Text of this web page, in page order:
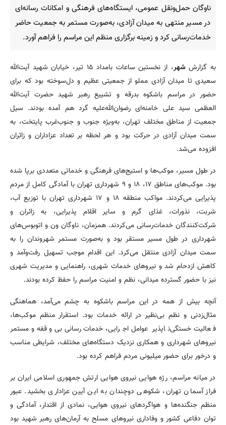
ناوگان حمل‌ونقل عمومی، ایستگاه‌های فرهنگی و امکانات رسانه‌ای
در مسیر منتهی به میدان آزادی، به‌صورت مستمر به جمعیت حاضر
خدمات‌رسانی کرد و زمینه برگزاری منظم این مراسم را فراهم آورد.
به گزارششهر
، از نخستین ساعات بامداد ۱۵ تیر، خیابان شهید آیت‌الله
سعیدی تا میدان آزادی مملو از جمعیتی عظیم و دل‌سوخته بود که برای
حضور در مراسم باشکوه بدرقه و تشییع رهبر شهید حضرت آیت‌الله
العظمی سید علی خامنه‌ای رضوان‌الله‌علیه گرد هم آمده بودند. سیل
جمعیت از مناطق مختلف تهران، به‌ویژه جنوب و جنوب‌غرب پایتخت، به
سمت میدان آزادی در حرکت بود و هر لحظه بر تعداد عزاداران و زائران
افزوده می‌شد.
در طول مسیر، موکب‌ها و استیج‌های فرهنگی و خدماتی متعددی برپا شده
بود. موکب‌های مناطق ۱۷، ۱۸ و ۹ شهرداری تهران با آمادگی کامل از مردم
پذیرایی می‌کردند. مواکب منطقه ۱۸ و ۱۷ شهرداری تهران با توزیع آب،
شربت، نذورات، غذای گرم و سایر اقلام پذیرایی، به زائران و
شرکت‌کنندگان خدمات‌رسانی می‌کردند. همزمان، ناوگان ون و اتوبوس‌های
شهرداری در طول مسیر مستقر بود و به‌صورت مستمر شهروندان را به
سمت میدان آزادی منتقل می‌کرد. این اقدام موجب تسهیل رفت‌وآمد و
کاهش ازدحام شد و نیروهای خدمات شهری، راهنمایی و مدیریت شهری
نیز با حضور گسترده میدانی، نظم و امنیت مراسم را حفظ کرده بودند.
آنچه بیش از همه در این مراسم باشکوه به چشم می‌آمد، هماهنگی
مثال‌زدنی و نظم بی‌نظیر در ارائه خدمات بود. استقرار منظم موکب‌ها،
فعالیت خستگی‌ناپذیر عوامل اجرایی، خدمات‌رسانی بی‌وقفه و مستمر
نیروهای شهرداری و همکاری نزدیک دستگاه‌های مختلف، شرایطی مناسب
و درخور برای حضور میلیونی مردم فراهم کرده بود.
در میانه مراسم، رژه هوایی نیروی هوایی ارتش جمهوری اسلامی ایران بر
فراز آسمان تهران، شکوهی دوچندان به این آیین عزاداری بخشید. عبور
منظم جنگنده‌ها و هواگردهای نیروی هوایی، نمادی از اقتدار، آمادگی و
توان دفاعی کشور و وفاداری نیروهای مسلح به آرمان‌های رهبر شهید بود